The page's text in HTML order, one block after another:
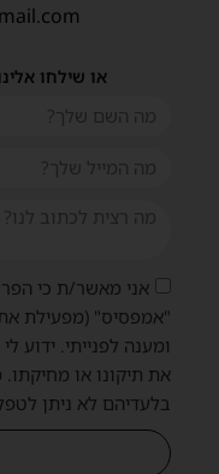
או שילחו
אני מאשר/ת כי
"אמפסיס" (מפעילת
ומענה לפנייתי. ידוע
את תיקונו או
בלעדיהם לא ניתן